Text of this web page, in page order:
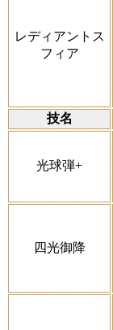
レディアントス
フィア
技名
光球弾+
四光御降